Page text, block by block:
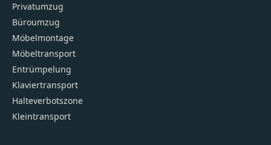
Privatumzug
Büroumzug
Möbelmontage
Möbeltransport
Entrümpelung
Klaviertransport
Halteverbotszone
Kleintransport